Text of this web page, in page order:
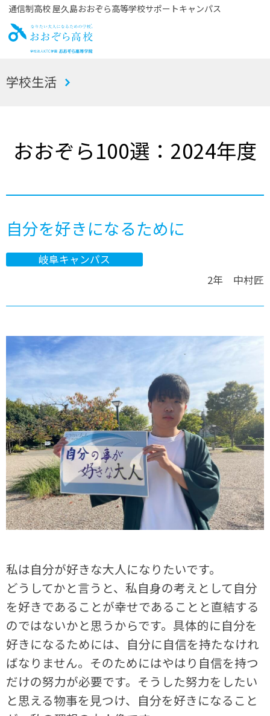
通信制高校 屋久島おおぞら高等学校サポートキャンパス
お
学校生活
おおぞら100選：2024年度
自分を好きになるために
岐阜キャンパス
2年 中村匠
私は自分が好きな大人になりたいです。
どうしてかと言うと、私自身の考えとして自分
を好きであることが幸せであることと直結する
のではないかと思うからです。具体的に自分を
好きになるためには、自分に自信を持たなけれ
ばなりません。そのためにはやはり自信を持つ
だけの努力が必要です。そうした努力をしたい
と思える物事を見つけ、自分を好きになること